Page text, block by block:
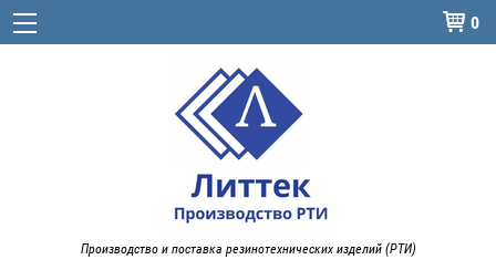
 0
Производство и поставка резинотехнических изделий (РТИ)